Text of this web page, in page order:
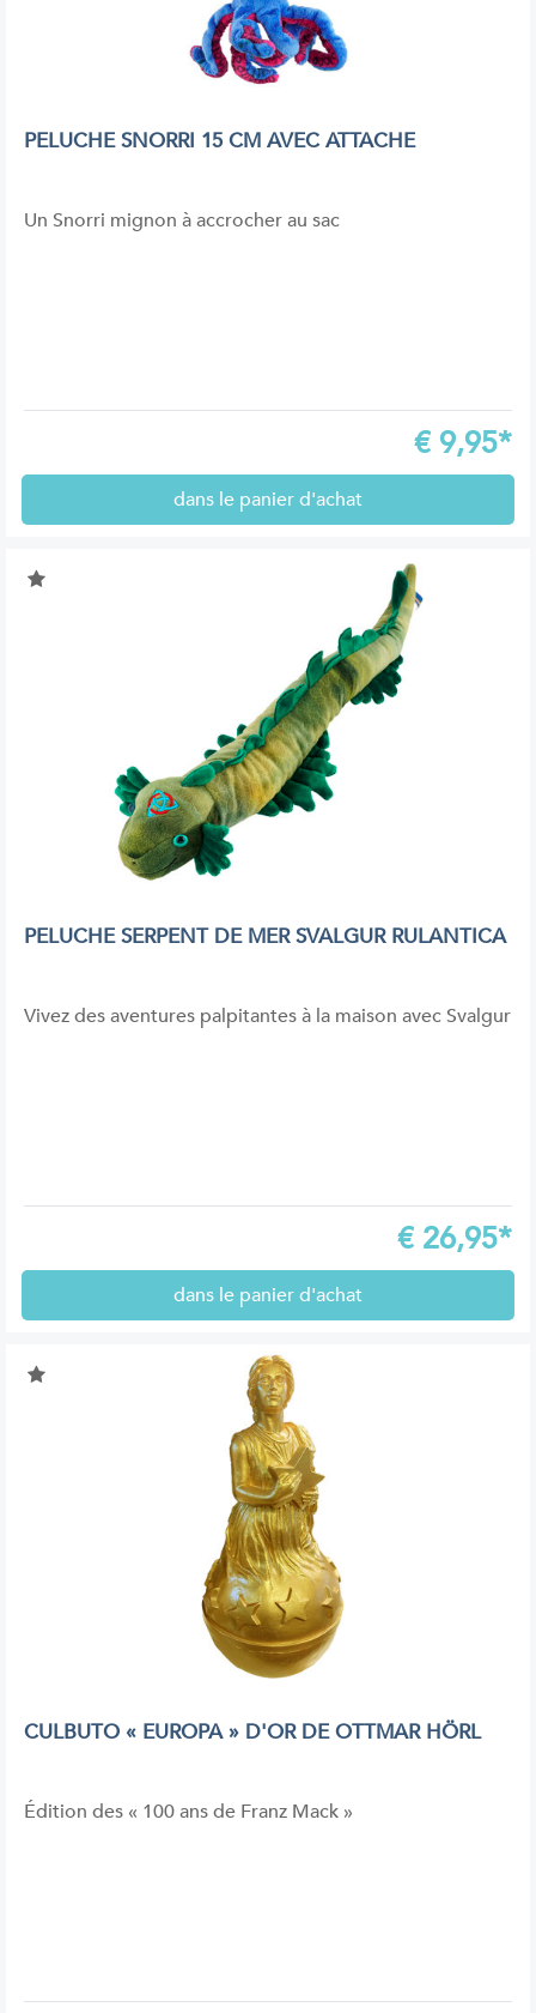
PELUCHE SNORRI 15 CM AVEC ATTACHE
Un Snorri mignon à accrocher au sac
€ 9,95*
dans le panier d'achat
PELUCHE SERPENT DE MER SVALGUR RULANTICA
Vivez des aventures palpitantes à la maison avec Svalgur
€ 26,95*
dans le panier d'achat
CULBUTO « EUROPA » D'OR DE OTTMAR HÖRL
Édition des « 100 ans de Franz Mack »